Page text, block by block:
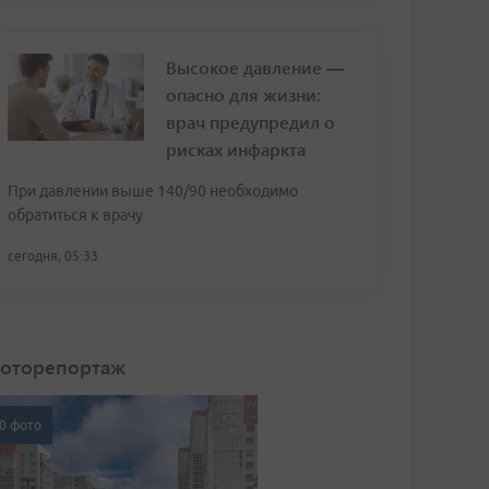
Высокое давление —
опасно для жизни:
врач предупредил о
рисках инфаркта
При давлении выше 140/90 необходимо
обратиться к врачу
сегодня, 05:33
фото